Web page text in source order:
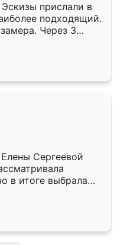
прислали в
подходящий.
Через 3
Остались
Ренессанс
работу!
Сергеевой
в итоге выбрала
условия, потом
спокойно объяснил
в срок, с